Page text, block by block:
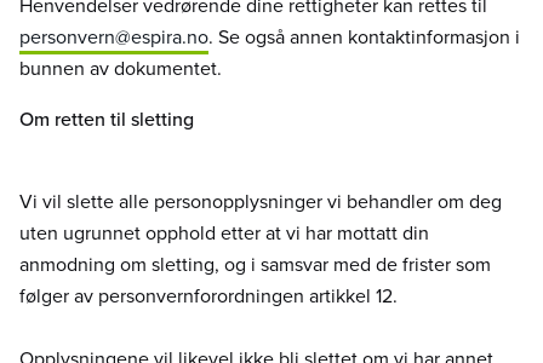
personvern@espira.no. Se også annen kontaktinformasjon i
bunnen av dokumentet.
Om retten til sletting
Vi vil slette alle personopplysninger vi behandler om deg
uten ugrunnet opphold etter at vi har mottatt din
anmodning om sletting, og i samsvar med de frister som
følger av personvernforordningen artikkel 12.